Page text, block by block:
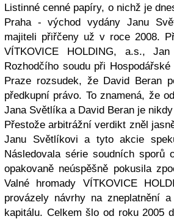
Listinné cenné papíry, o nichž je
Praha - východ vydány Janu
majiteli přiřčeny už v roce 2008.
VÍTKOVICE HOLDING, a.s.,
Rozhodčího soudu při
Praze rozsudek, že David Beran
předkupní právo. To znamená, že
Jana Světlíka a David Beran je
Přestože arbitrážní verdikt zněl
Janu Světlíkovi a tyto akcie
Následovala série soudních
opakovaně neúspěšně pokusila
Valné hromady VÍTKOVICE
provázely návrhy na zneplatnění
kapitálu. Celkem šlo od roku 2005